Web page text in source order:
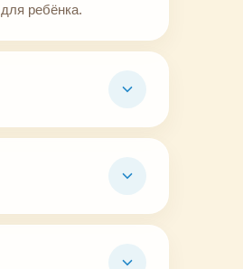
ребёнка.